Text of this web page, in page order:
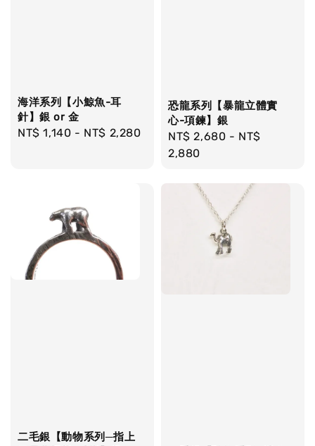
海洋系列【小鯨魚-耳
針】銀 or 金
Regular
NT$ 1,140 - NT$ 2,280
恐龍系列【暴龍立體實
心-項鍊】銀
Regular
price
NT$ 2,680 - NT$
2,880
二毛銀【動物系列─指上